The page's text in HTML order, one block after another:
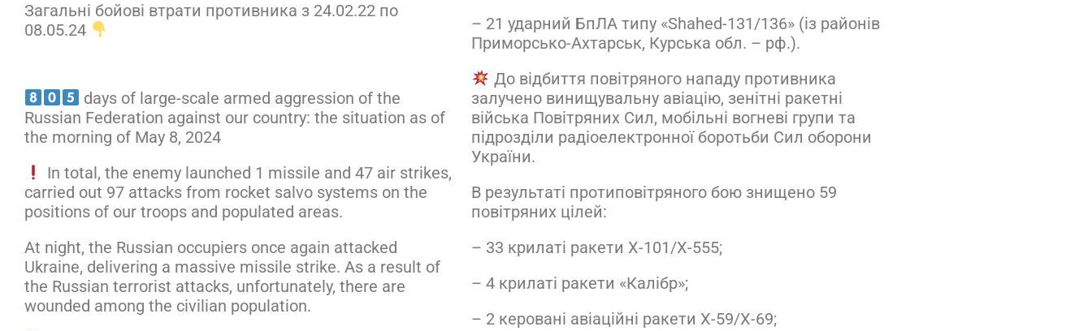
Загальні бойові втрати противника з 24.02.22 по
08.05.24
days of large-scale armed aggression of the
Russian Federation against our country: the situation as of
the morning of May 8, 2024
In total, the enemy launched 1 missile and 47 air strikes,
carried out 97 attacks from rocket salvo systems on the
positions of our troops and populated areas.
At night, the Russian occupiers once again attacked
Ukraine, delivering a massive missile strike. As a result of
the Russian terrorist attacks, unfortunately, there are
wounded among the civilian population.
– 21 ударний БпЛА типу «Shahed-131/136» (із районів
Приморсько-Ахтарськ, Курська обл. – рф.).
До відбиття повітряного нападу противника
залучено винищувальну авіацію, зенітні ракетні
війська Повітряних Сил, мобільні вогневі групи та
підрозділи радіоелектронної боротьби Сил оборони
України.
В результаті протиповітряного бою знищено 59
повітряних цілей:
– 33 крилаті ракети Х-101/Х-555;
– 4 крилаті ракети «Калібр»;
– 2 керовані авіаційні ракети Х-59/Х-69;